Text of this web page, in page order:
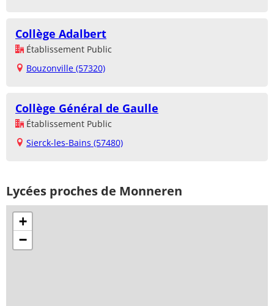
Collège Adalbert
Établissement Public
Bouzonville (57320)
Collège Général de Gaulle
Établissement Public
Sierck-les-Bains (57480)
Lycées proches de Monneren
+
−